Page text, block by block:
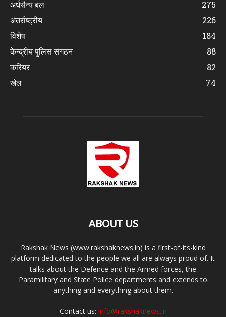
अर्धसैन्य बल
275
अंतर्राष्ट्रीय
226
विशेष
184
केन्द्रीय पुलिस संगठन
88
करियर
82
खेल
74
ABOUT US
Rakshak News (www.rakshaknews.in) is a first-of-its-kind
platform dedicated to the people we all are always proud of. It
talks about the Defence and the Armed forces, the
Paramilitary and State Police departments and extends to
anything and everything about them.
Contact us: info@rakshaknews.in